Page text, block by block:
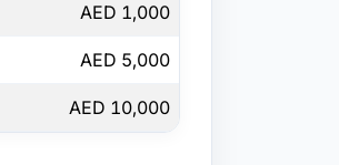
1,000 AED
5,000 AED
10,000 AED